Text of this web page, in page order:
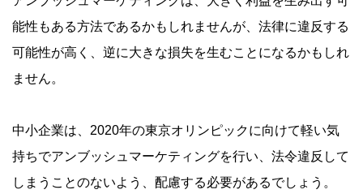
能性もある方法であるかもしれませんが、法律に違反する
可能性が高く、逆に大きな損失を生むことになるかもしれ
ません。
中小企業は、2020年の東京オリンピックに向けて軽い気
持ちでアンブッシュマーケティングを行い、法令違反して
しまうことのないよう、配慮する必要があるでしょう。